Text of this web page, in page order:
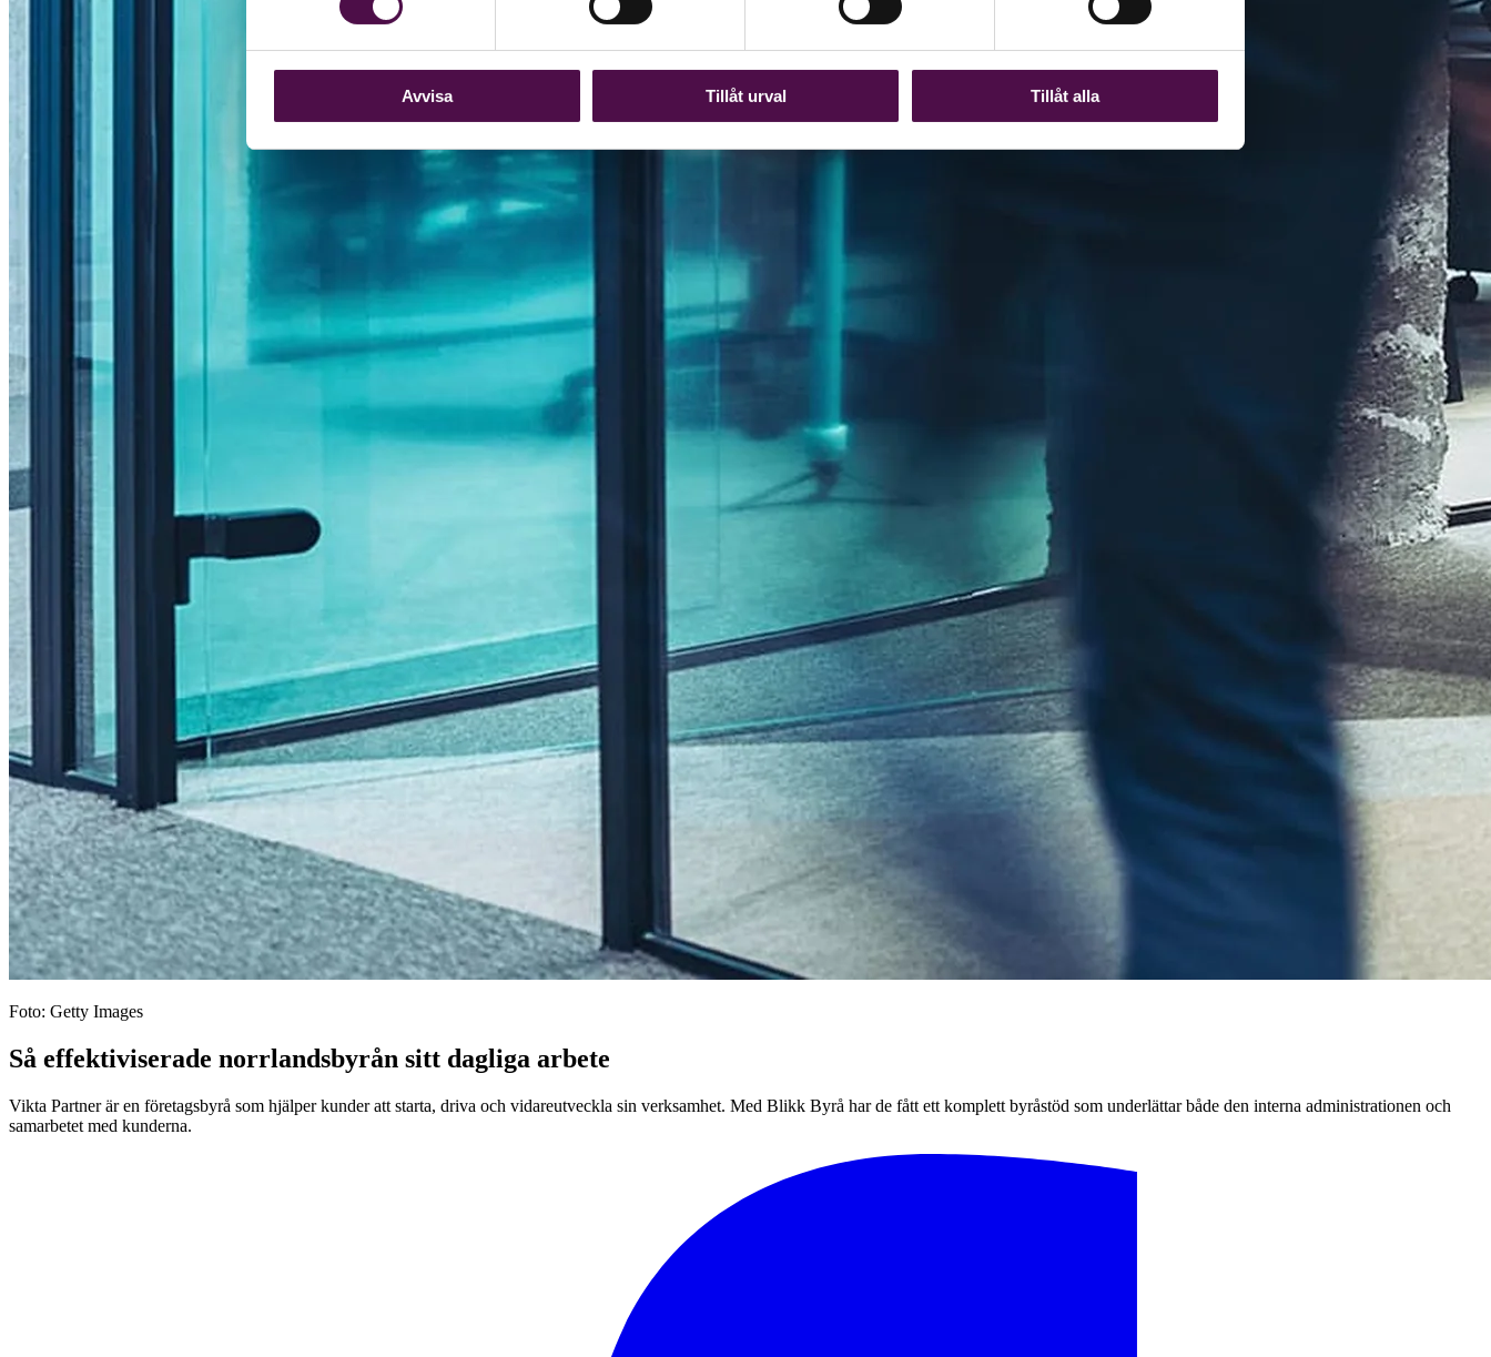
Avvisa Tillåt urval Tillåt alla
Foto: Getty Images
Så effektiviserade norrlands­byrån sitt dagliga arbete
Vikta Partner är en företagsbyrå som hjälper kunder att starta, driva och vidareutveckla sin verksamhet. Med Blikk Byrå har de fått ett komplett byråstöd som underlättar både den interna administrationen och
samarbetet med kunderna.